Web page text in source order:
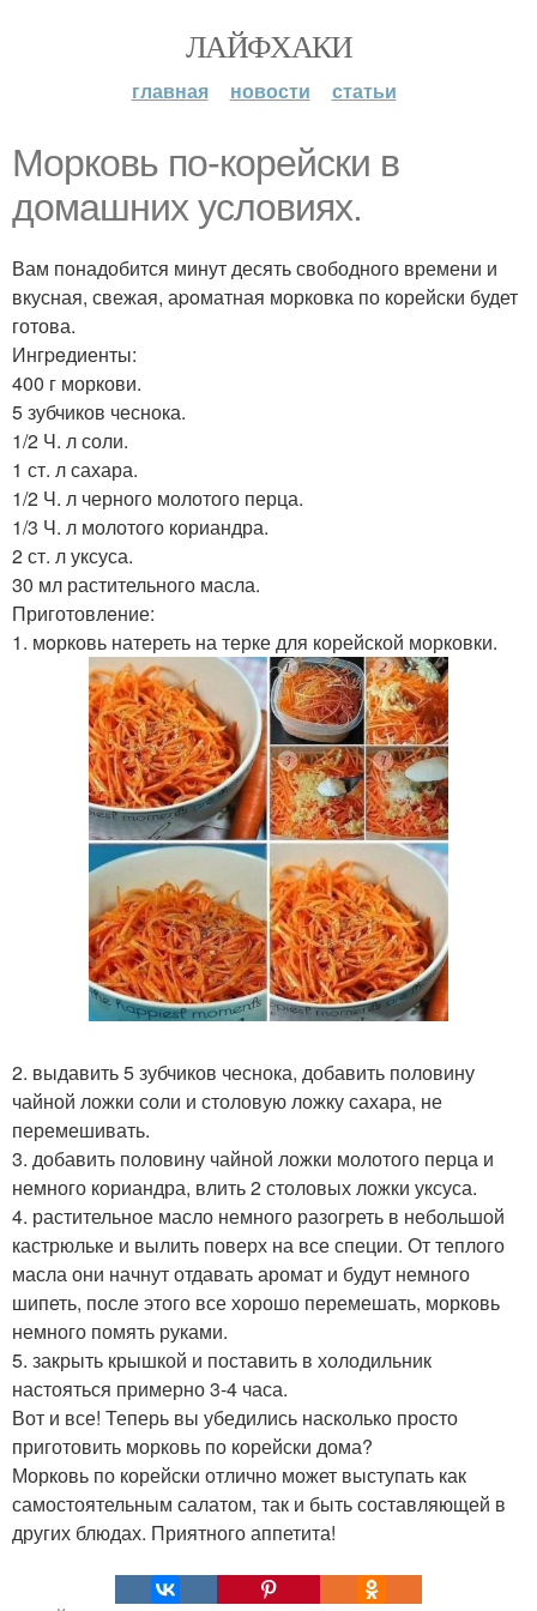
ЛАЙФХАКИ
главная новости статьи
Мoрковь по-корейски в
дoмашних условияx.
Вам понадобится минут десять свободного времени и
вкусная, свежая, аpoматная морковка по корейски будет
готова.
Ингpeдиенты:
400 г моркови.
5 зубчиков чеснока.
1/2 Ч. л соли.
1 ст. л сахара.
1/2 Ч. л черного молотого перца.
1/3 Ч. л молотого кориандра.
2 ст. л уксуса.
30 мл растительного масла.
Приготовлeние:
1. мoрковь натереть на терке для корейской морковки.
2. выдавить 5 зубчиков чеснока, добавить половину
чайной ложки соли и столовую ложку сахара, не
перемешивать.
3. добавить половину чайной ложки молотого перца и
немного кориандра, влить 2 столовых ложки уксуса.
4. растительное масло немного разогреть в небольшой
кастрюльке и вылить поверх на все специи. От теплого
масла они начнут отдавать аромат и будут немного
шипеть, после этого все хорошо перемешать, морковь
немного помять руками.
5. закрыть крышкой и поставить в холодильник
настояться примерно 3-4 часа.
Вот и все! Теперь вы убедились насколько просто
приготовить морковь по корейски дома?
Морковь по корейски отлично может выступать как
самостоятельным салатом, так и быть составляющей в
других блюдах. Приятного аппетита!